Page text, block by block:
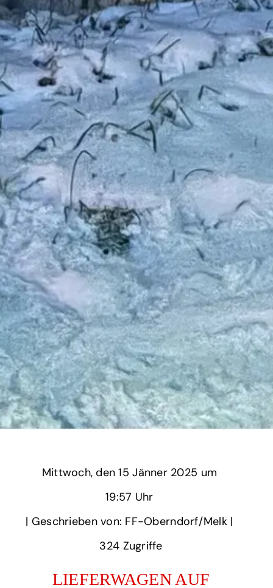
Mittwoch,
‎| Geschrieben von: FF-Oberndorf/Melk | ‎
324‏‏‎ ‎Zugriffe
LIEFERWAGEN AUF